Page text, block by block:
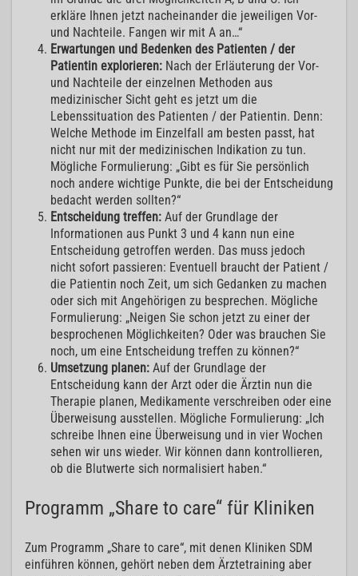
erkläre Ihnen jetzt nacheinander die jeweiligen Vor-
und Nachteile. Fangen wir mit A an…“
Erwartungen und Bedenken des Patienten / der
Patientin explorieren: Nach der Erläuterung der Vor-
und Nachteile der einzelnen Methoden aus
medizinischer Sicht geht es jetzt um die
Lebenssituation des Patienten / der Patientin. Denn:
Welche Methode im Einzelfall am besten passt, hat
nicht nur mit der medizinischen Indikation zu tun.
Mögliche Formulierung: „Gibt es für Sie persönlich
noch andere wichtige Punkte, die bei der Entscheidung
bedacht werden sollten?“
Entscheidung treffen: Auf der Grundlage der
Informationen aus Punkt 3 und 4 kann nun eine
Entscheidung getroffen werden. Das muss jedoch
nicht sofort passieren: Eventuell braucht der Patient /
die Patientin noch Zeit, um sich Gedanken zu machen
oder sich mit Angehörigen zu besprechen. Mögliche
Formulierung: „Neigen Sie schon jetzt zu einer der
besprochenen Möglichkeiten? Oder was brauchen Sie
noch, um eine Entscheidung treffen zu können?“
Umsetzung planen: Auf der Grundlage der
Entscheidung kann der Arzt oder die Ärztin nun die
Therapie planen, Medikamente verschreiben oder eine
Überweisung ausstellen. Mögliche Formulierung: „Ich
schreibe Ihnen eine Überweisung und in vier Wochen
sehen wir uns wieder. Wir können dann kontrollieren,
ob die Blutwerte sich normalisiert haben.“
Programm „Share to care“ für Kliniken
Zum Programm „Share to care“, mit denen Kliniken SDM
einführen können, gehört neben dem Ärztetraining aber